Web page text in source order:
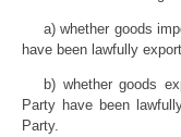
a) whether goods
have been lawfully
b) whether goods
Party have been
Party.